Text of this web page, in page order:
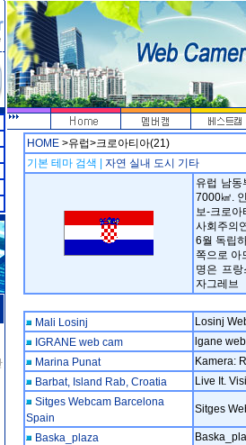
HOME>유럽>크로아티아(21)
기본 테마 검색 |
자연 실내 도시
기타
유럽 남동
7000㎢.
보-크로
사회주의
6월 독립
쪽으로 아
명은 프
자그레브
Mali Losinj
Losinj
IGRANE web cam
lgane
Marina Punat
Kamera:
Barbat, Island Rab, Croatia
Live It.
Sitges Webcam Barcelona
Spain
Sitges
Baska_plaza